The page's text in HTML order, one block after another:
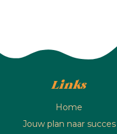
Links
Home
Jouw plan naar succes